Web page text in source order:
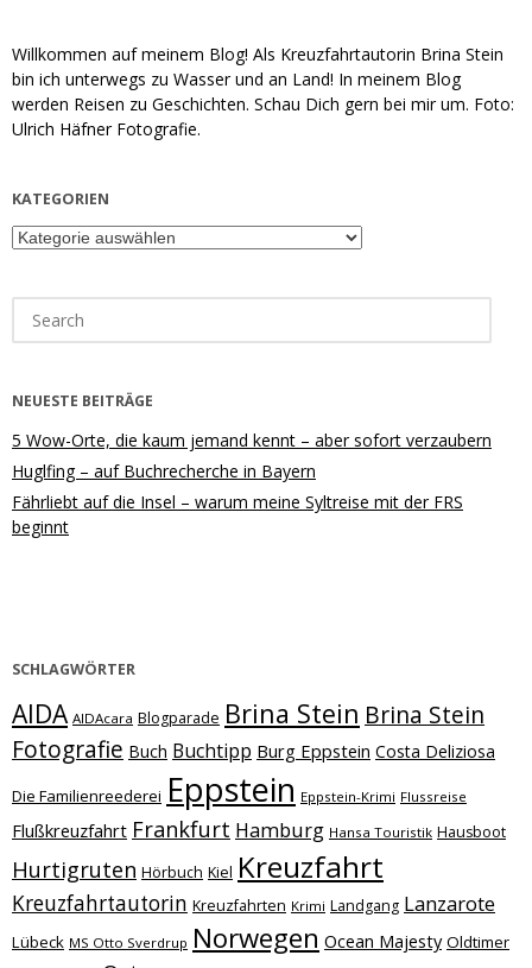
Willkommen auf meinem Blog! Als Kreuzfahrtautorin Brina Stein
bin ich unterwegs zu Wasser und an Land! In meinem Blog
werden Reisen zu Geschichten. Schau Dich gern bei mir um. Foto:
Ulrich Häfner Fotografie.
KATEGORIEN
Kategorien
for:
NEUESTE BEITRÄGE
5 Wow-Orte, die kaum jemand kennt – aber sofort verzaubern
Huglfing – auf Buchrecherche in Bayern
Fährliebt auf die Insel – warum meine Syltreise mit der FRS
beginnt
SCHLAGWÖRTER
AIDA AIDAcara Blogparade Brina Stein Brina Stein
Fotografie Buch Buchtipp Burg Eppstein Costa Deliziosa
Die Familienreederei Eppstein Eppstein-Krimi Flussreise
Flußkreuzfahrt Frankfurt Hamburg Hansa Touristik Hausboot
Hurtigruten Hörbuch Kiel Kreuzfahrt
Kreuzfahrtautorin Kreuzfahrten Krimi Landgang Lanzarote
Lübeck MS Otto Sverdrup Norwegen Ocean Majesty Oldtimer